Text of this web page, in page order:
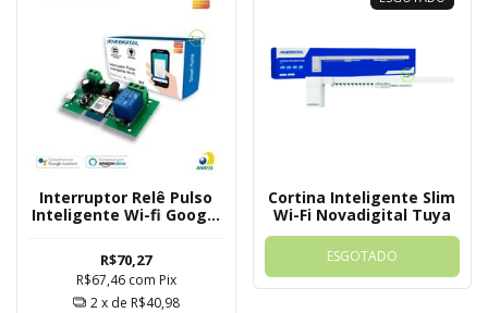
Interruptor Relê Pulso
Inteligente Wi-fi Google
Digital
R$70,27
R$67,46 com Pix
2x de R$40,98
Cortina Inteligente Slim
Wi-Fi Novadigital Tuya
ESGOTADO